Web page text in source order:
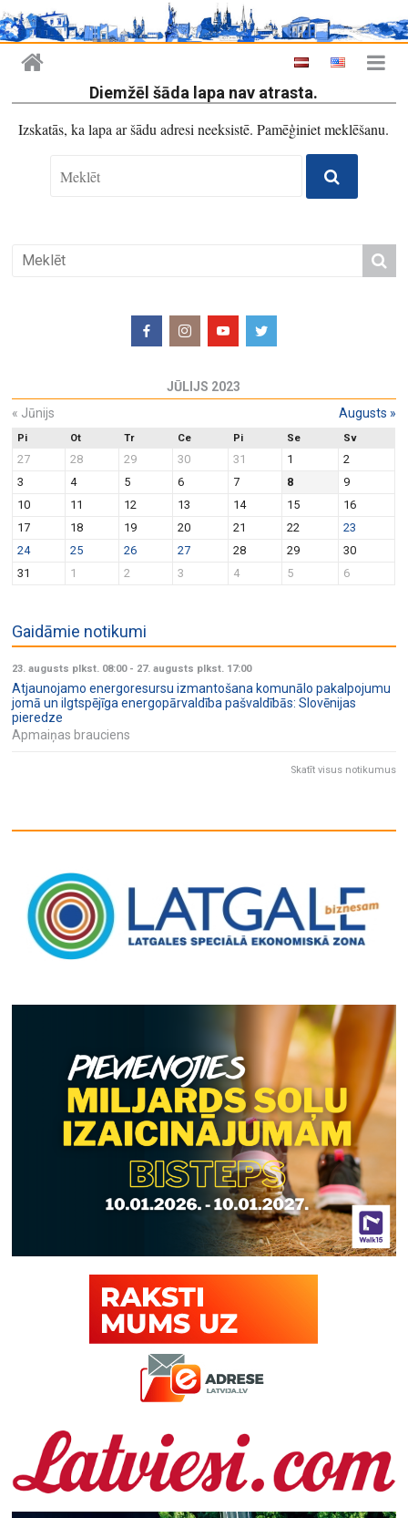
Diemžēl šāda lapa nav atrasta.
Izskatās, ka lapa ar šādu adresi neeksistē. Pamēģiniet meklēšanu.
JŪLIJS 2023
« Jūnijs Augusts »
Pi Ot Tr Ce Pi Se Sv
27 28 29 30 31 1
2
3
4 5 6 7 8
9
10
11 12 13 14 15
16
17
18 19 20 21 22
23
24
25 26 27 28 29
30
31
1 2 3 4 5 6
Gaidāmie notikumi
23. augusts plkst. 08:00- 27. augusts plkst. 17:00
Atjaunojamo energoresursu izmantošana komunālo pakalpojumu
jomā un ilgtspējīga energopārvaldība pašvaldībās: Slovēnijas
pieredze
Apmaiņas brauciens
Skatīt visus notikumus